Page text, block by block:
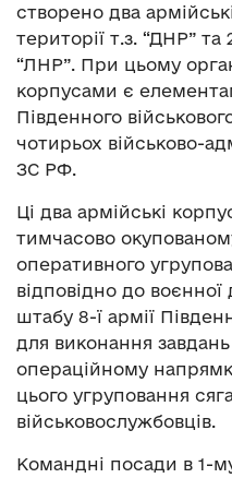
створено два
території т.з. “ДНР” та
“ЛНР”. При цьому
корпусами є
Південного
чотирьох військово-
ЗС РФ.
Ці два армійські
тимчасово
оперативного
відповідно до
штабу 8-ї армії
для виконання
операційному
цього угруповання
військовослужбовців.
Командні посади в 1-